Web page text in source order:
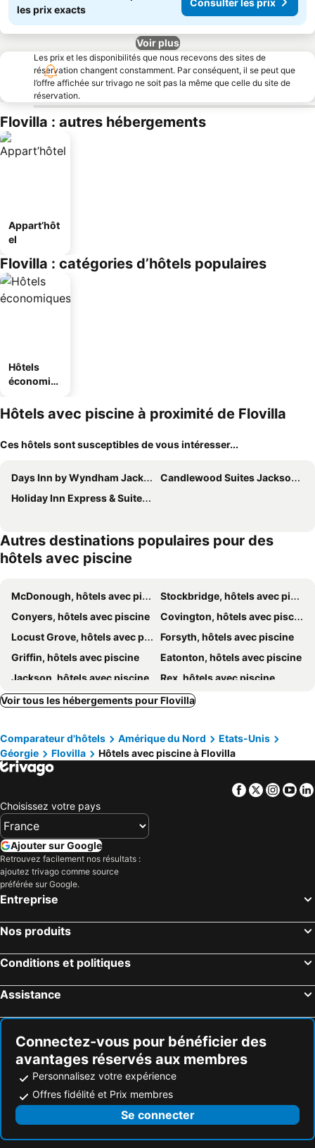
les prix exacts
Voir plus
Les prix et les disponibilités que nous recevons des sites de
réservation changent constamment. Par conséquent, il se peut que
l’offre affichée sur trivago ne soit pas la même que celle du site de
réservation.
Flovilla : autres hébergements
Appart’hôt
el
Flovilla : catégories d’hôtels populaires
Hôtels
économiq
Hôtels avec piscine à proximité de Flovilla
Ces hôtels sont susceptibles de vous intéresser...
Days Inn by Wyndham Jackson
Candlewood Suites Jackson by IHG
Holiday Inn Express & Suites Jackson By Ihg
Autres destinations populaires pour des
hôtels avec piscine
McDonough, hôtels avec piscine
Stockbridge, hôtels avec piscine
Conyers, hôtels avec piscine
Covington, hôtels avec piscine
Locust Grove, hôtels avec piscine
Forsyth, hôtels avec piscine
Griffin, hôtels avec piscine
Eatonton, hôtels avec piscine
Jackson, hôtels avec piscine
Rex, hôtels avec piscine
Gray, hôtels avec piscine
Barnesville, hôtels avec piscine
Voir tous les hébergements pour Flovilla
Comparateur d'hôtels Amérique du Nord
Etats-Unis
Géorgie
Flovilla Hôtels avec piscine à Flovilla
Facebook
Twitter
Choisissez votre pays
Ajouter sur Google
Retrouvez facilement nos résultats :
ajoutez trivago comme source
préférée sur Google.
Entreprise
Nos produits
Conditions et politiques
Assistance
Connectez-vous pour bénéficier des
avantages réservés aux membres
Personnalisez votre expérience
Offres fidélité et Prix membres
Se connecter